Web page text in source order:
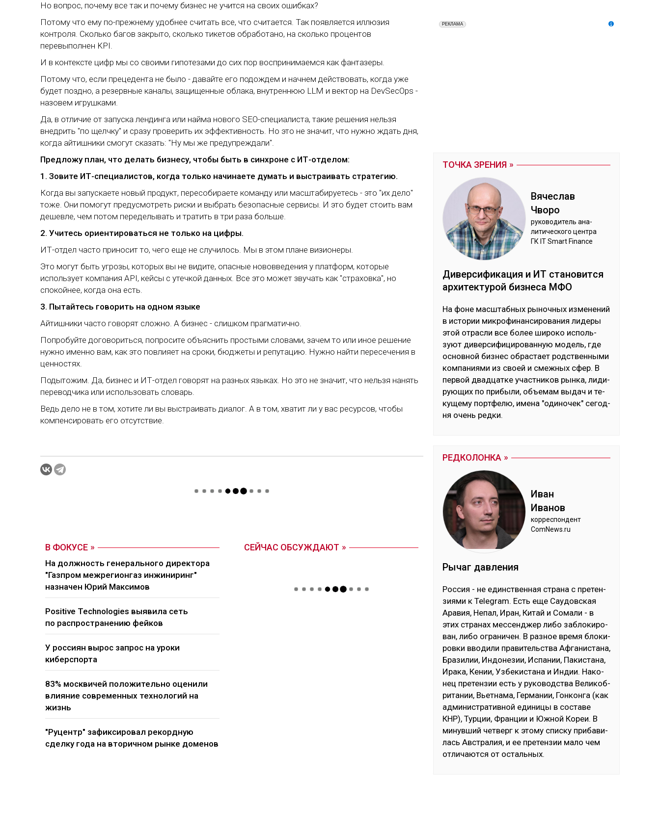
Но вопрос, почему все так и почему бизнес не учится на своих ошибках?
Потому что ему по-прежнему удобнее считать все, что считается. Так появляется иллюзия
контроля. Сколько багов закрыто, сколько тикетов обработано, на сколько процентов
перевыполнен KPI.
И в контексте цифр мы со своими гипотезами до сих пор воспринимаемся как фантазеры.
Потому что, если прецедента не было - давайте его подождем и начнем действовать, когда уже
будет поздно, а резервные каналы, защищенные облака, внутреннюю LLM и вектор на DevSecOps -
назовем игрушками.
Да, в отличие от запуска лендинга или найма нового SEO-специалиста, такие решения нельзя
внедрить "по щелчку" и сразу проверить их эффективность. Но это не значит, что нужно ждать дня,
когда айтишники смогут сказать: "Ну мы же предупреждали".
Предложу план, что делать бизнесу, чтобы быть в синхроне с ИТ-отделом:
1. Зовите ИТ-специалистов, когда только начинаете думать и выстраивать стратегию.
Когда вы запускаете новый продукт, пересобираете команду или масштабируетесь - это "их дело"
тоже. Они помогут предусмотреть риски и выбрать безопасные сервисы. И это будет стоить вам
дешевле, чем потом переделывать и тратить в три раза больше.
2. Учитесь ориентироваться не только на цифры.
ИТ-отдел часто приносит то, чего еще не случилось. Мы в этом плане визионеры.
Это могут быть угрозы, которых вы не видите, опасные нововведения у платформ, которые
использует компания API, кейсы с утечкой данных. Все это может звучать как "страховка", но
спокойнее, когда она есть.
3. Пытайтесь говорить на одном языке
Айтишники часто говорят сложно. А бизнес - слишком прагматично.
Попробуйте договориться, попросите объяснить простыми словами, зачем то или иное решение
нужно именно вам, как это повлияет на сроки, бюджеты и репутацию. Нужно найти пересечения в
ценностях.
Подытожим. Да, бизнес и ИТ-отдел говорят на разных языках. Но это не значит, что нельзя нанять
переводчика или использовать словарь.
Ведь дело не в том, хотите ли вы выстраивать диалог. А в том, хватит ли у вас ресурсов, чтобы
компенсировать его отсутствие.
В ФОКУСЕ
На должность генерального директора
"Газпром межрегионгаз инжиниринг"
назначен Юрий Максимов
Positive Technologies выявила сеть
по распространению фейков
У россиян вырос запрос на уроки
киберспорта
83% москвичей положительно оценили
влияние современных технологий на
жизнь
"Руцентр" зафиксировал рекордную
сделку года на вторичном рынке доменов
СЕЙЧАС ОБСУЖДАЮТ
ТОЧКА ЗРЕНИЯ
Вя­чес­лав
Чво­ро
ру­ково­дитель ана­
лити­чес­ко­го цен­тра
ГК IT Smart Finance
Ди­вер­си­фика­ция и ИТ ста­новит­ся
ар­хи­тек­ту­рой биз­не­са МФО
На фо­не мас­штаб­ных ры­ноч­ных из­ме­не­ний
в ис­то­рии мик­ро­фи­нан­си­ро­ва­ния ли­де­ры
этой от­рас­ли все бо­лее ши­ро­ко ис­поль­
зуют ди­вер­си­фи­ци­ро­ван­ную мо­дель, где
ос­нов­ной биз­нес об­рас­тает родс­твен­ны­ми
ком­па­ния­ми из своей и смеж­ных сфер. В
пер­вой двад­цат­ке учас­тни­ков рын­ка, ли­ди­
рую­щих по при­бы­ли, объ­емам вы­дач и те­
ку­ще­му пор­тфе­лю, име­на "оди­но­чек" се­год­
ня очень ред­ки.
РЕДКОЛОНКА
Иван
Ива­нов
кор­рес­пон­дент
ComNews.ru
Ры­чаг дав­ле­ния
Рос­сия - не единс­твен­ная стра­на с пре­тен­
зия­ми к Telegram. Есть еще Сау­дов­ская
Ара­вия, Не­пал, Иран, Ки­тай и Со­ма­ли - в
этих стра­нах мес­сен­джер ли­бо заб­ло­ки­ро­
ван, ли­бо ог­ра­ни­чен. В раз­ное вре­мя бло­ки­
ров­ки вво­ди­ли пра­ви­тель­ства Аф­га­нис­та­на,
Бра­зи­лии, Ин­до­не­зии, Ис­па­нии, Па­кис­та­на,
Ира­ка, Ке­нии, Уз­бе­кис­та­на и Ин­дии. На­ко­
нец пре­тен­зии есть у ру­ко­водс­тва Ве­ли­коб­
ри­та­нии, Вь­ет­на­ма, Гер­ма­нии, Гон­кон­га (как
ад­ми­нис­тра­тив­ной еди­ни­цы в сос­та­ве
КНР), Тур­ции, Фран­ции и Юж­ной Ко­реи. В
ми­нув­ший чет­верг к это­му спис­ку при­ба­ви­
лась Авс­тра­лия, и ее пре­тен­зии ма­ло чем
от­ли­чают­ся от ос­таль­ных.